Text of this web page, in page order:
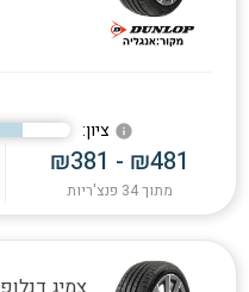
:ציון info
₪381 - ₪481
מתוך 34 פנצ'ריות